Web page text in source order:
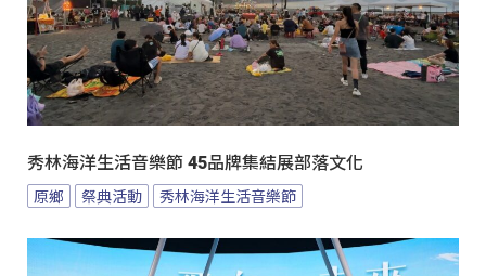
秀林海洋生活音樂節 45品牌集結展部落文化
原鄉 祭典活動 秀林海洋生活音樂節